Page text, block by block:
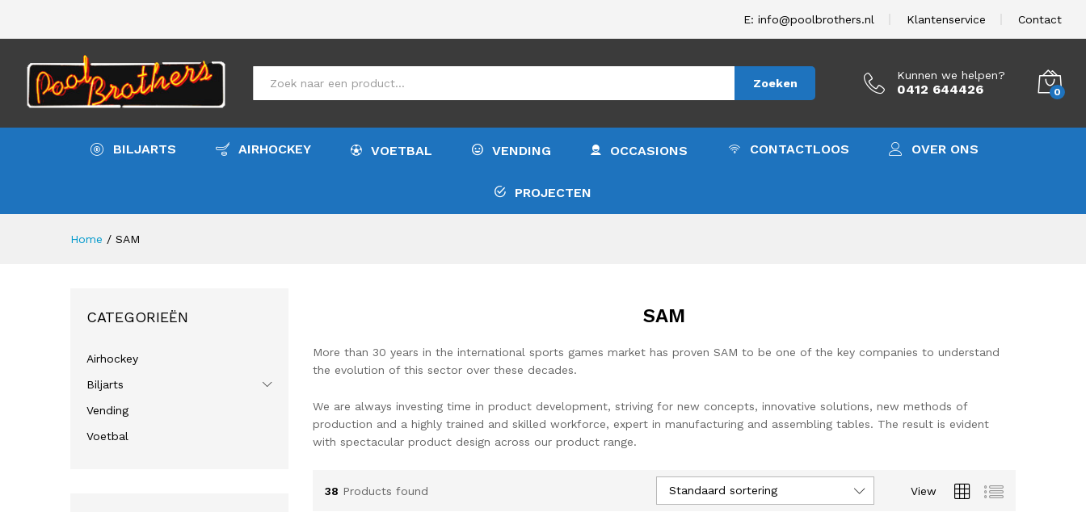
E: info@poolbrothers.nl Klantenservice Contact
Zoeken
Kunnen we helpen?
0412 644426 0
BILJARTS AIRHOCKEY VOETBAL VENDING OCCASIONS CONTACTLOOS OVER ONS
PROJECTEN
Home / SAM
SAM
More than 30 years in the international sports games market has proven SAM to be one of the key companies to understand
the evolution of this sector over these decades.
We are always investing time in product development, striving for new concepts, innovative solutions, new methods of
production and a highly trained and skilled workforce, expert in manufacturing and assembling tables. The result is evident
with spectacular product design across our product range.
38 Products found View
Standaard sortering
CATEGORIEËN
Airhockey
Biljarts
Vending
Voetbal